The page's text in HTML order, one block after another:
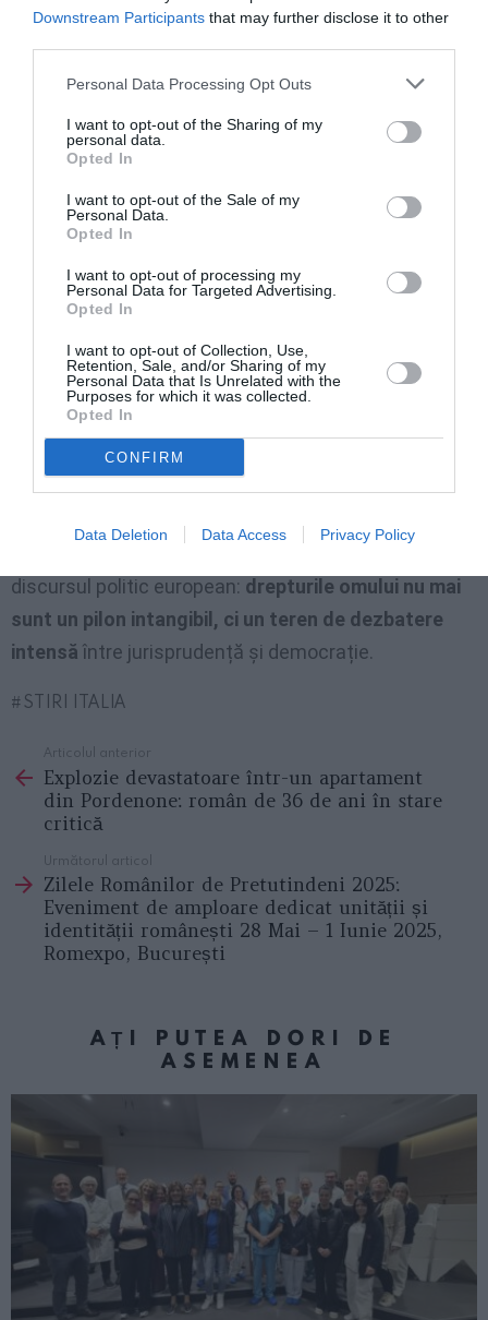
Downstream Participants that may further disclose it to other
Personal Data Processing Opt Outs
I want to opt-out of the Sharing of my
personal data.
Opted In
I want to opt-out of the Sale of my
Personal Data.
Opted In
I want to opt-out of processing my
Personal Data for Targeted Advertising.
Opted In
I want to opt-out of Collection, Use,
Retention, Sale, and/or Sharing of my
Personal Data that Is Unrelated with the
Purposes for which it was collected.
Opted In
CONFIRM
Data Deletion Data Access Privacy Policy
Cazul a fost trimis spre evaluareCurții Europene de
Justiție, care nu a emis încă o decizie oficială.
>>> Citiți și:Surpriză despre Paolo Bonolis: Are
origini românești? Adevărul despre părinții
prezentatorului – VIDEO
Un semnal pentru Europa sau o fisură în
Apelul celor nouă state ar putea marca începutul
și al Consiliului Europei. Pe fondul presiunii migratorii
și al tensiunilor ideologice, tot mai multe guverne cer
mai multă autonomie în fața instituțiilor europene
de protecție a drepturilor.
Deși această inițiativă nu vizează eliminarea
discursul politic european: drepturile omului nu mai
sunt un pilon intangibil, ci un teren de dezbatere
intensă între jurisprudență și democrație.
STIRI ITALIA
more
Articolul anterior
Explozie devastatoare într-un apartament
din Pordenone: român de 36 de ani în stare
critică
Următorul articol
Zilele Românilor de Pretutindeni 2025:
Eveniment de amploare dedicat unității și
identității românești 28 Mai – 1 Iunie 2025,
Romexpo, București
AȚI PUTEA DORI DE
ASEMENEA